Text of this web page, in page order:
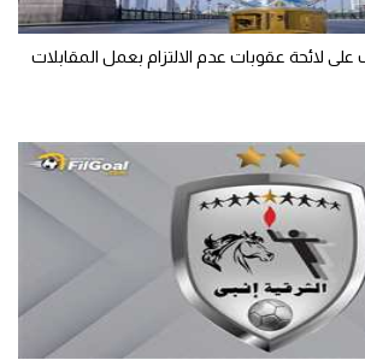
لائحة عقوبات عدم الالتزام بعمل المقابلات